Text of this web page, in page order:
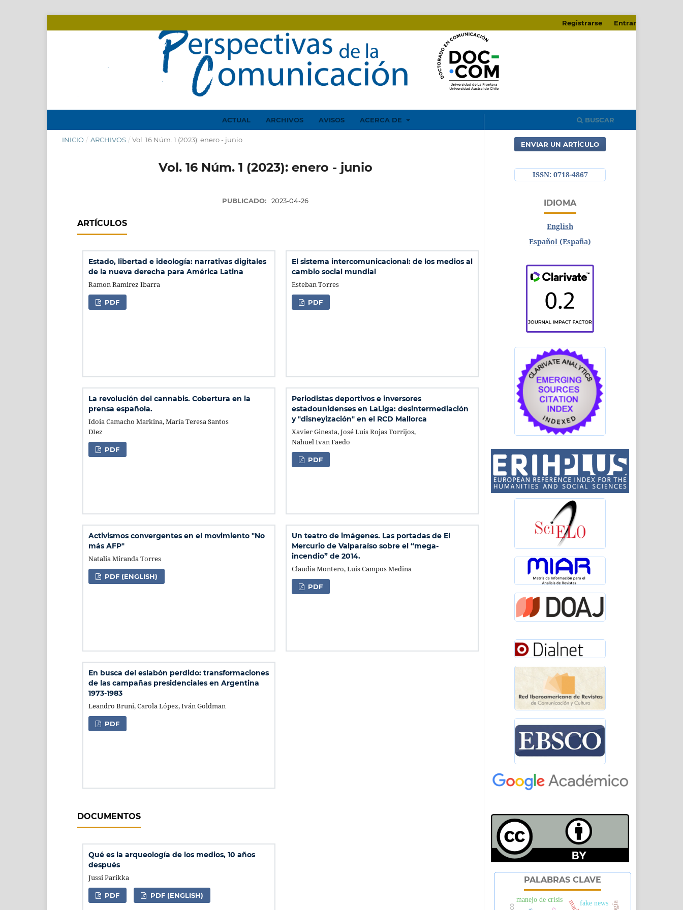
ACTUAL ARCHIVOS AVISOS ACERCA DE BUSCAR
Registrarse Entrar
INICIO / ARCHIVOS / Vol. 16 Núm. 1 (2023): enero - junio
Vol. 16 Núm. 1 (2023): enero - junio
PUBLICADO: 2023-04-26
ARTÍCULOS
Estado, libertad e ideología: narrativas digitales
de la nueva derecha para América Latina
Ramon Ramirez Ibarra
PDF
El sistema intercomunicacional: de los medios al
cambio social mundial
Esteban Torres
PDF
La revolución del cannabis. Cobertura en la
prensa española.
Idoia Camacho Markina, María Teresa Santos
DIez
PDF
Periodistas deportivos e inversores
estadounidenses en LaLiga: desintermediación
y "disneyización" en el RCD Mallorca
Xavier Ginesta, José Luis Rojas Torrijos,
Nahuel Ivan Faedo
PDF
Activismos convergentes en el movimiento "No
más AFP"
Natalia Miranda Torres
PDF (ENGLISH)
Un teatro de imágenes. Las portadas de El
Mercurio de Valparaíso sobre el “mega-
incendio” de 2014.
Claudia Montero, Luis Campos Medina
PDF
En busca del eslabón perdido: transformaciones
de las campañas presidenciales en Argentina
1973-1983
Leandro Bruni, Carola López, Iván Goldman
PDF
DOCUMENTOS
Qué es la arqueología de los medios, 10 años
después
Jussi Parikka
PDF PDF (ENGLISH)
ENVIAR UN ARTÍCULO
ISSN: 0718-4867
IDIOMA
English
Español (España)
PALABRAS CLAVE
fake news
manejo de crisis